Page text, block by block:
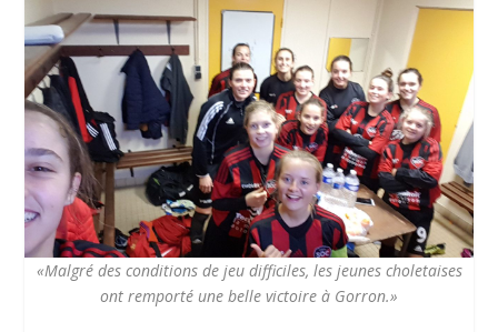
«Malgré des conditions de jeu difficiles, les jeunes choletaises
ont remporté une belle victoire à Gorron.»